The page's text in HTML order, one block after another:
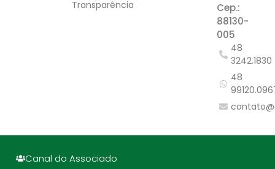
Transparência
Cep.:
88130-
005
48
3242.1830
48
Canal do Associado